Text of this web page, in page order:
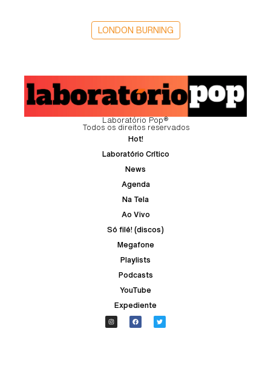
LONDON BURNING
Laboratório Pop®
Todos os direitos reservados
Hot!
Laboratório Crítico
News
Agenda
Na Tela
Ao Vivo
Só filé! (discos)
Megafone
Playlists
Podcasts
YouTube
Expediente